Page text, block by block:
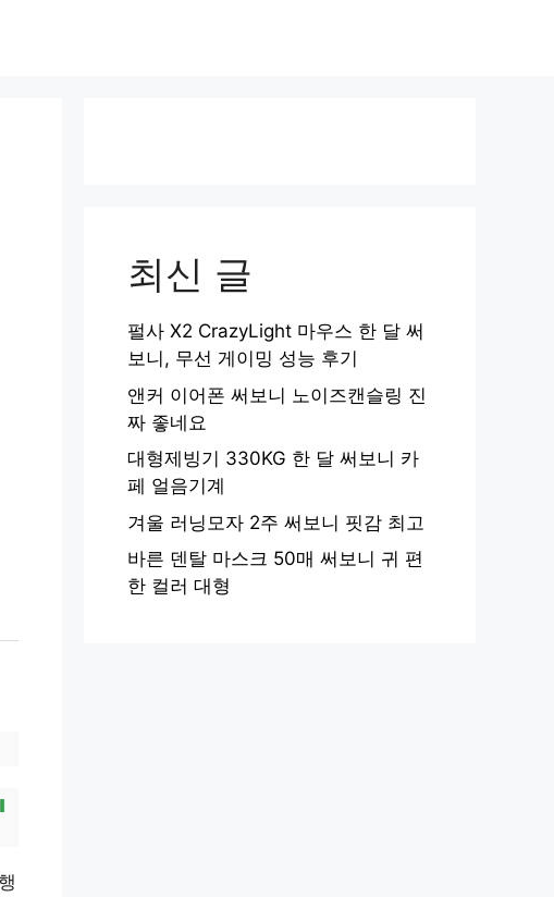
최신 글
펄사 X2 CrazyLight 마우스 한 달 써
보니, 무선 게이밍 성능 후기
앤커 이어폰 써보니 노이즈캔슬링 진
짜 좋네요
대형제빙기 330KG 한 달 써보니 카
페 얼음기계
겨울 러닝모자 2주 써보니 핏감 최고
바른 덴탈 마스크 50매 써보니 귀 편
한 컬러 대형